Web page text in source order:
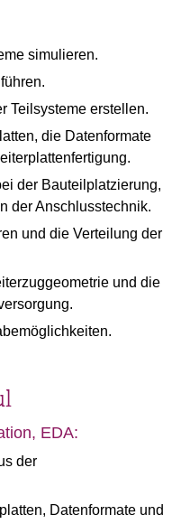
simulieren.
Teilsysteme erstellen.
die Datenformate
der Bauteilplatzierung,
der Anschlusstechnik.
und die Verteilung der
und die
EDA:
der
Datenformate und